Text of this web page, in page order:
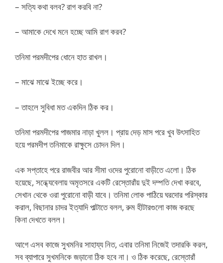
– সত্যি কথা বলব? রাগ করবি না?
– আমাকে দেখে মনে হচ্ছে আমি রাগ করব?
তনিমা পরমদীপের ধোনে হাত রাখল।
– মাঝে মাঝে ইচ্ছে করে।
– তাহলে সুবিধা মত একদিন ঠিক কর।
তনিমা পরমদীপের পাজমার নাড়া খুলল। প্রায় দেড় মাস পরে খুব উৎসাহিত
হয়ে পরমদীপ তনিমাকে রাক্ষুসে চোদন দিল।
এক সপ্তাহে পরে রাজবীর আর সীমা ওদের পুরোনো বাড়ীতে এলো। ঠিক
হয়েছে, সন্ধ্যেবেলায় অমৃতসরে একটি রেস্তোরাঁয় দুই দম্পতি দেখা করবে,
সেখান থেকে ওরা পুরোনো বাড়ী যাবে। তনিমা লোক পাঠিয়ে ঘরদোর পরিস্কার
করাল, বিছানার চাদর ইত্যাদি পাল্টাতে বলল, রুম হীটারগুলো কাজ করছে
কিনা দেখতে বলল।
আগে এসব কাজে সুখমনির সাহায্য নিত, এবার তনিমা নিজেই তদারকি করল,
সব ব্যাপারে সুখমনিকে জড়ানো ঠিক হবে না। ও ঠিক করেছে, রেস্তোরাঁ